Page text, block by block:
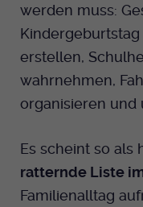
werden muss:
erstellen,
wahrnehmen,
organisieren und
Es scheint so als
ratternde Liste
Familienalltag
Zweck
Laufzeit
Bei